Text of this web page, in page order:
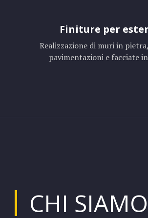
Finiture per
Realizzazione di muri in
pavimentazioni e facciate
CHI SIAMO